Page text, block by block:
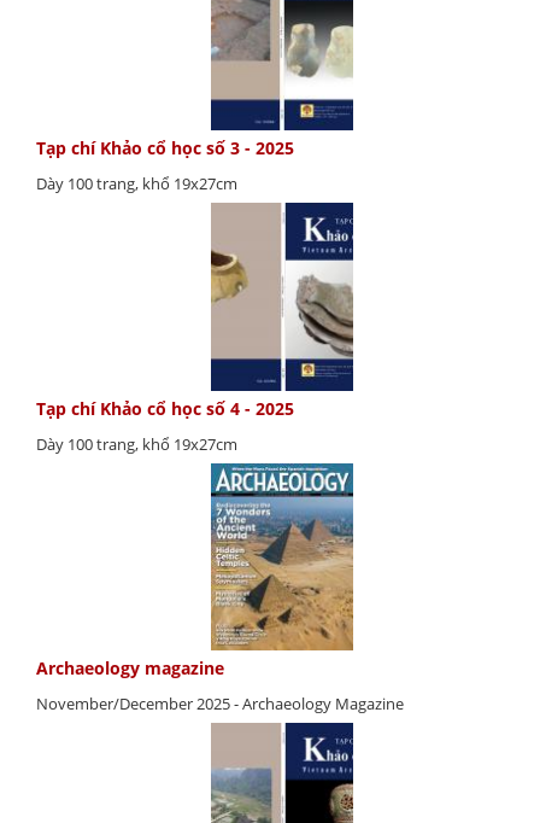
Tạp chí Khảo cổ học số 3 - 2025
Dày 100 trang, khổ 19x27cm
Tạp chí Khảo cổ học số 4 - 2025
Dày 100 trang, khổ 19x27cm
Archaeology magazine
November/December 2025 - Archaeology Magazine